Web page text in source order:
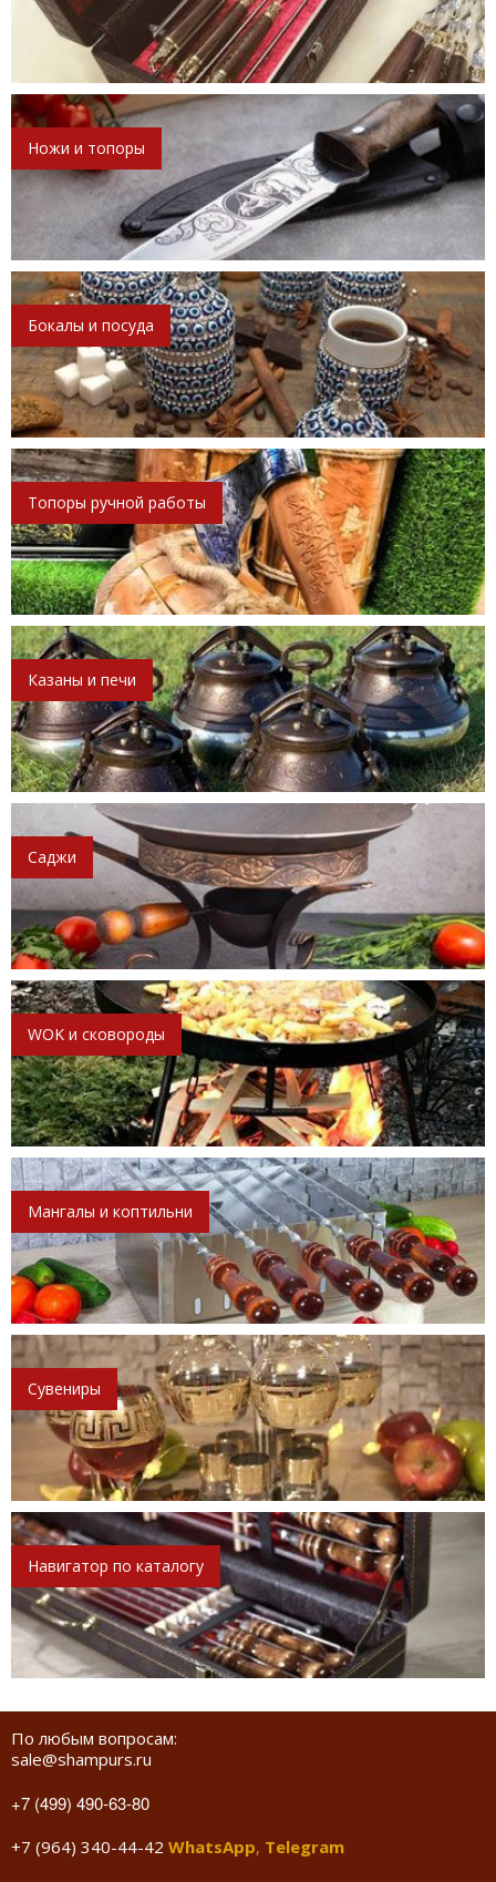
Ножи и топоры
Бокалы и посуда
Топоры ручной работы
Казаны и печи
Саджи
WOK и сковороды
Мангалы и коптильни
Сувениры
Навигатор по каталогу
По любым вопросам:
sale@shampurs.ru
+7 (499) 490-63-80
+7 (964) 340-44-42 WhatsApp, Telegram